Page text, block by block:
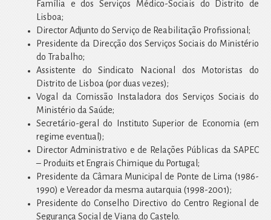
Família e dos Serviços Médico-Sociais do Distrito de
Lisboa;
Director Adjunto do Serviço de Reabilitação Profissional;
Presidente da Direcção dos Serviços Sociais do Ministério
do Trabalho;
Assistente do Sindicato Nacional dos Motoristas do
Distrito de Lisboa (por duas vezes);
Vogal da Comissão Instaladora dos Serviços Sociais do
Ministério da Saúde;
Secretário-geral do Instituto Superior de Economia (em
regime eventual);
Director Administrativo e de Relações Públicas da SAPEC
– Produits et Engrais Chimique du Portugal;
Presidente da Câmara Municipal de Ponte de Lima (1986-
1990) e Vereador da mesma autarquia (1998-2001);
Presidente do Conselho Directivo do Centro Regional de
Segurança Social de Viana do Castelo.